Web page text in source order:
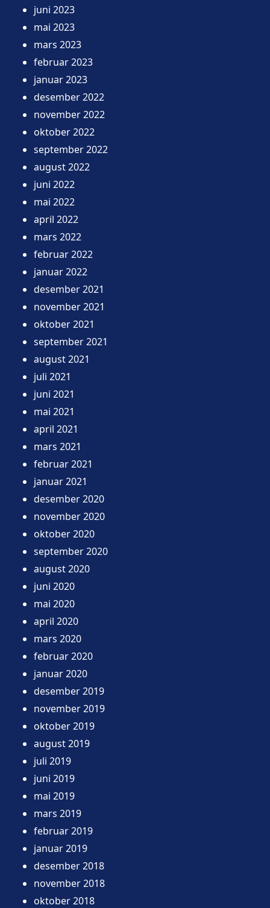
juni 2023
mai 2023
mars 2023
februar 2023
januar 2023
desember 2022
november 2022
oktober 2022
september 2022
august 2022
juni 2022
mai 2022
april 2022
mars 2022
februar 2022
januar 2022
desember 2021
november 2021
oktober 2021
september 2021
august 2021
juli 2021
juni 2021
mai 2021
april 2021
mars 2021
februar 2021
januar 2021
desember 2020
november 2020
oktober 2020
september 2020
august 2020
juni 2020
mai 2020
april 2020
mars 2020
februar 2020
januar 2020
desember 2019
november 2019
oktober 2019
august 2019
juli 2019
juni 2019
mai 2019
mars 2019
februar 2019
januar 2019
desember 2018
november 2018
oktober 2018